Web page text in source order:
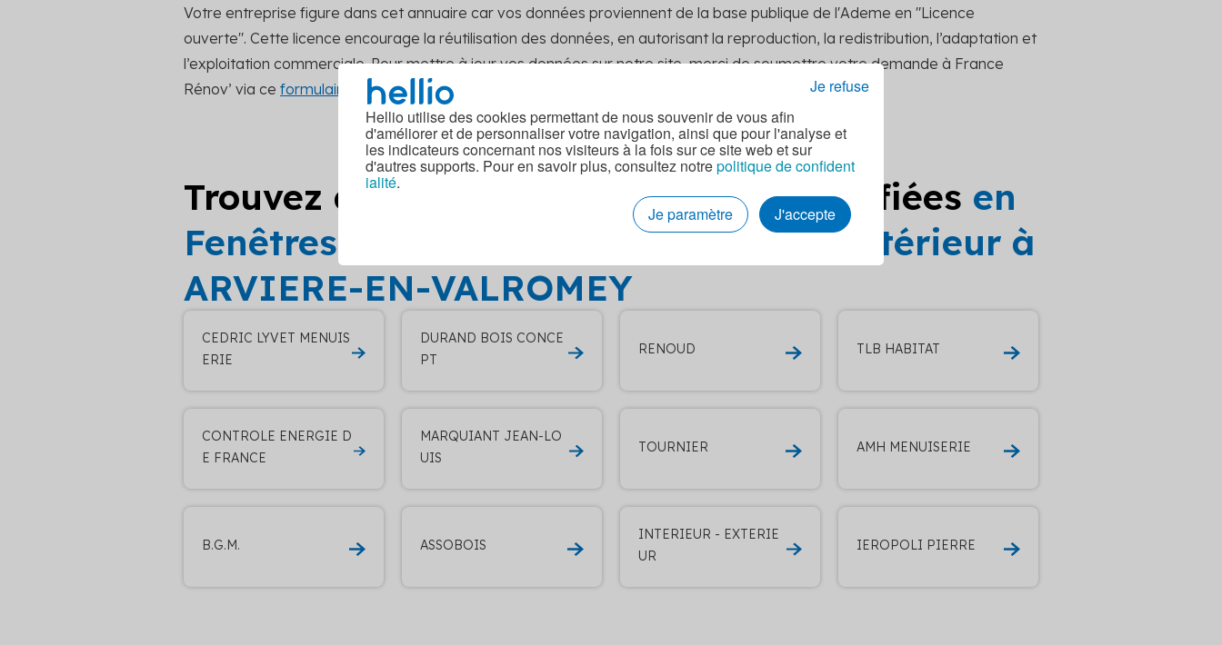
Hellio utilise des cookies permettant de nous souvenir de vous afin
d'améliorer et de personnaliser votre navigation, ainsi que pour l'analyse et
les indicateurs concernant nos visiteurs à la fois sur ce site web et sur
d'autres supports. Pour en savoir plus, consultez notrepolitique de confident
ialité.
Je paramètre
J'accepte
Je refuse
Votre entreprise figure dans cet annuaire car vos données proviennent de la base publique de l'Ademe en "Licence
ouverte". Cette licence encourage la réutilisation des données, en autorisant la reproduction, la redistribution, l’adaptation et
l’exploitation commerciale. Pour mettre à jour vos données sur notre site, merci de soumettre votre demande à France
Rénov’ via ce formulaire de contact.
Trouvez d’autres entreprises RGE qualifiées en
Fenêtres volets portes donnant sur l'extérieur à
ARVIERE-EN-VALROMEY
CEDRIC LYVET MENUIS
ERIE
DURAND BOIS CONCE
PT
RENOUD TLB HABITAT
CONTROLE ENERGIE D
E FRANCE
MARQUIANT JEAN-LO
UIS
TOURNIER AMH MENUISERIE
B.G.M. ASSOBOIS
INTERIEUR - EXTERIE
UR
IEROPOLI PIERRE